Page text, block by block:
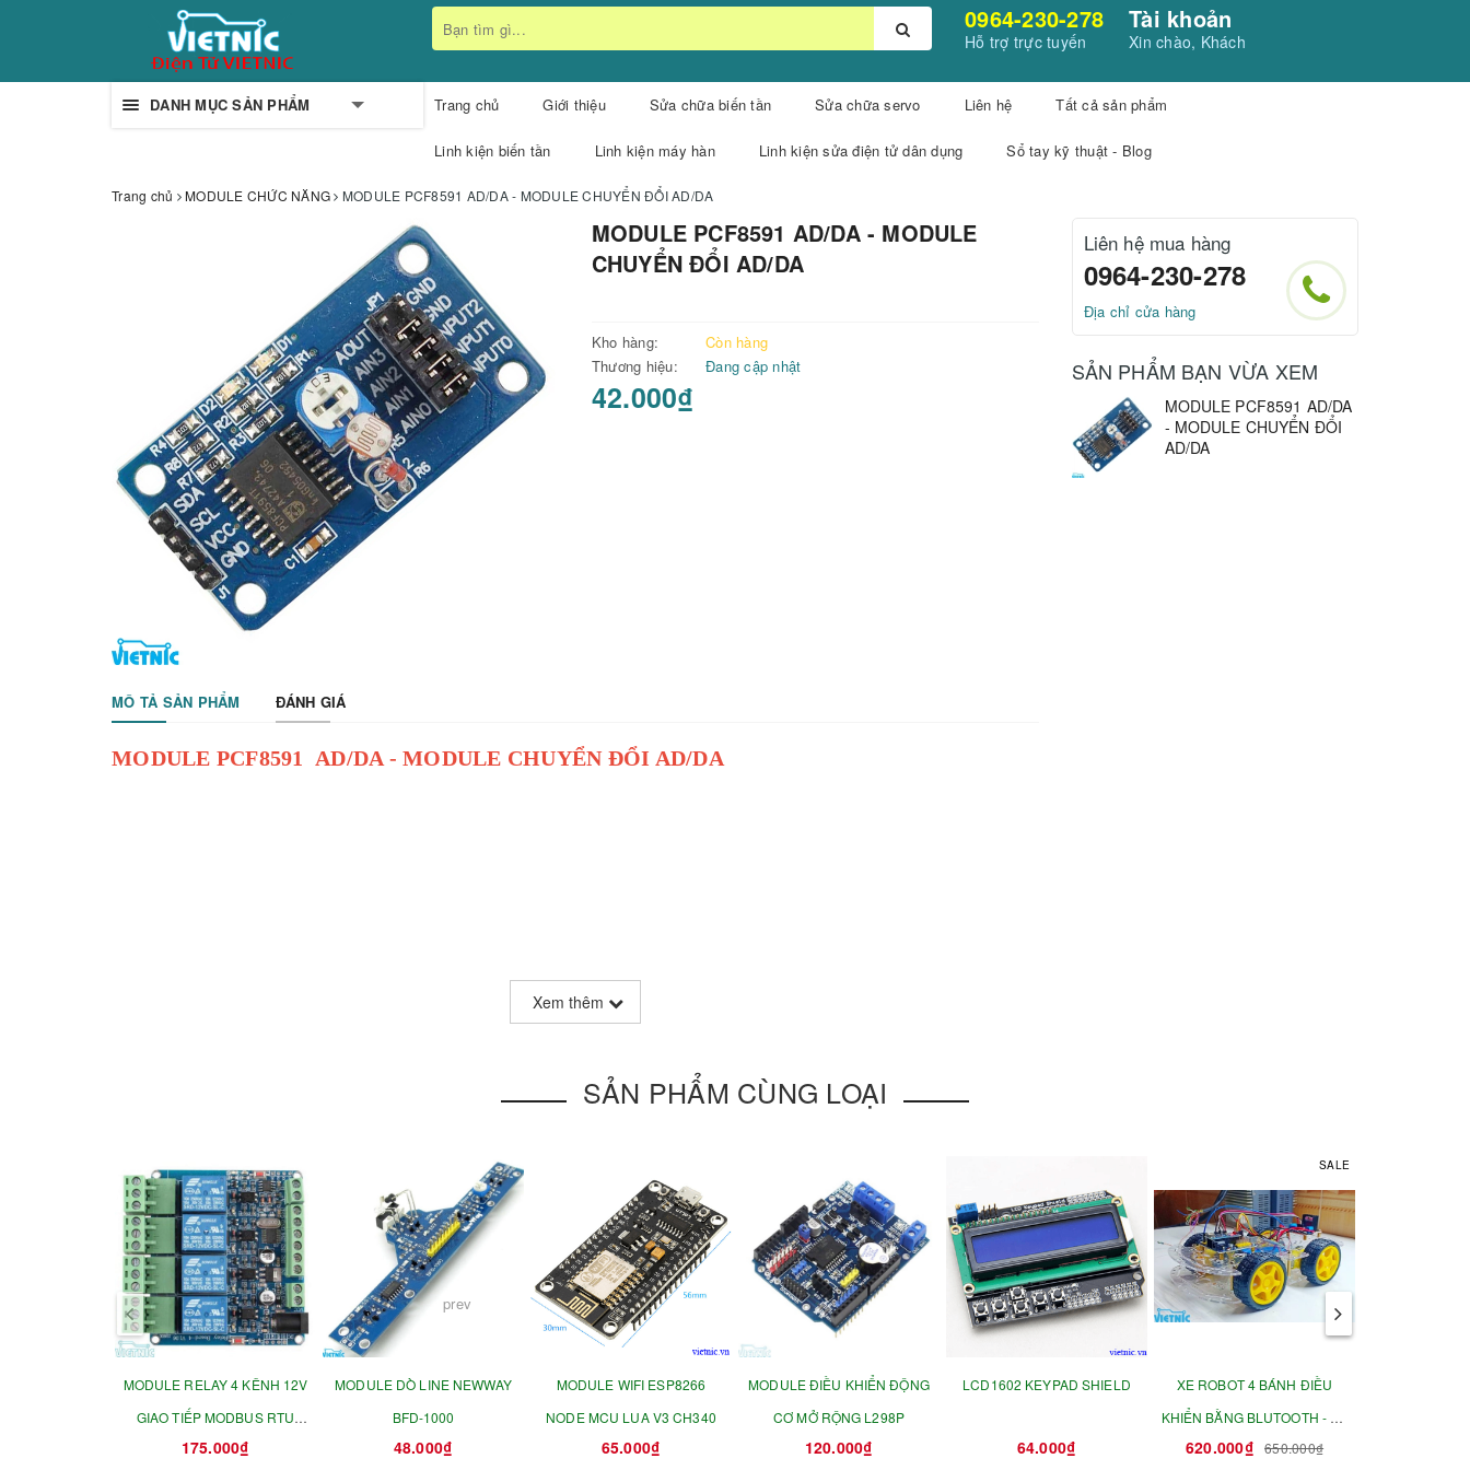
0964-230-278
Hỗ trợ trực tuyến
Tài khoản
Xin chào, Khách
DANH MỤC SẢN PHẨM Trang chủ Giới thiệu Sửa chữa biến tần Sửa chữa servo Liên hệ Tất cả sản phẩm
Linh kiện biến tần Linh kiện máy hàn Linh kiện sửa điện tử dân dụng Sổ tay kỹ thuật - Blog
Trang chủ MODULE CHỨC NĂNG MODULE PCF8591 AD/DA - MODULE CHUYỂN ĐỔI AD/DA
MODULE PCF8591 AD/DA - MODULE
CHUYỂN ĐỔI AD/DA
Kho hàng:
Còn hàng
Thương hiệu:
Đang cập nhật
42.000₫
MÔ TẢ SẢN PHẨM ĐÁNH GIÁ
MODULE PCF8591 AD/DA - MODULE CHUYỂN ĐỔI AD/DA
Xem thêm
Liên hệ mua hàng
0964-230-278
Địa chỉ cửa hàng
SẢN PHẨM BẠN VỪA XEM
MODULE PCF8591 AD/DA
- MODULE CHUYỂN ĐỔI
AD/DA
SẢN PHẨM CÙNG LOẠI
MODULE RELAY 4 KÊNH 12V
GIAO TIẾP MODBUS RTU
RS485
175.000₫
MODULE DÒ LINE NEWWAY
BFD-1000
48.000₫
MODULE WIFI ESP8266
NODE MCU LUA V3 CH340
65.000₫
MODULE ĐIỀU KHIỂN ĐỘNG
CƠ MỞ RỘNG L298P
120.000₫
LCD1602 KEYPAD SHIELD
64.000₫
SALE
XE ROBOT 4 BÁNH ĐIỀU
KHIỂN BẰNG BLUTOOTH - XE
ĐIỀU KHIỂN
620.000₫ 650.000₫
prev